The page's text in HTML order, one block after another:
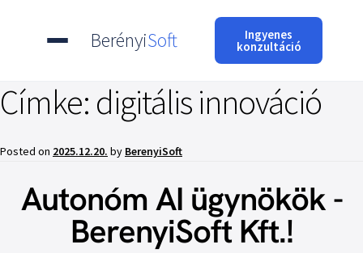
BerényiSoft Ingyenes
konzultáció
Címke: digitális innováció
Posted on 2025.12.20. by BerenyiSoft
Autonóm AI ügynökök -
BerenyiSoft Kft.!